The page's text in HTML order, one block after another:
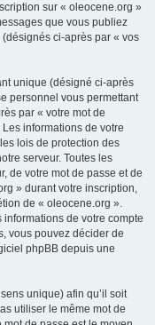
sur « oleocene.org »
que vous publiez
ci-après par « vos
unique (désigné ci-après
personnel vous permettant
par « votre mot de
informations de votre
lois de protection des
serveur. Toutes les
de votre mot de passe et de
» durant votre inscription,
de « oleocene.org ».
de votre compte
vous pouvez décider de
phpBB depuis une
unique) afin qu’il soit
utiliser le même mot de